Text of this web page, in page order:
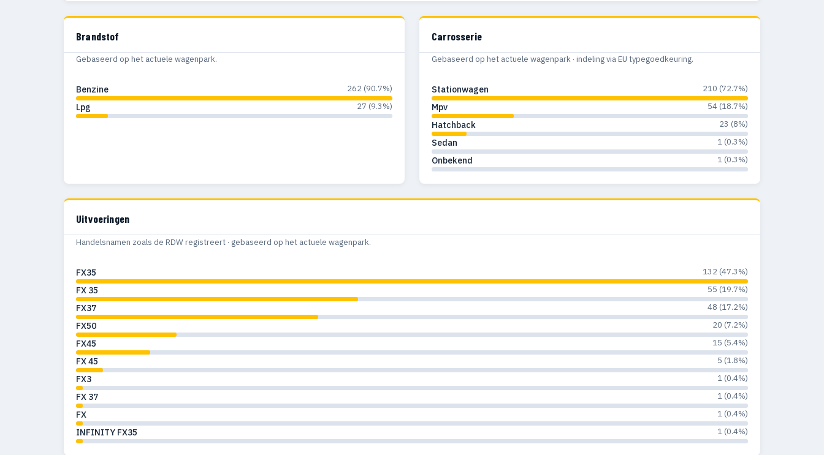
Brandstof
Gebaseerd op het actuele wagenpark.
Benzine 262 (90.7%)
Lpg 27 (9.3%)
Carrosserie
Gebaseerd op het actuele wagenpark · indeling via EU typegoedkeuring.
Stationwagen 210 (72.7%)
Mpv 54 (18.7%)
Hatchback 23 (8%)
Sedan 1 (0.3%)
Onbekend 1 (0.3%)
Uitvoeringen
Handelsnamen zoals de RDW registreert · gebaseerd op het actuele wagenpark.
FX35 132 (47.3%)
FX 35 55 (19.7%)
FX37 48 (17.2%)
FX50 20 (7.2%)
FX45 15 (5.4%)
FX 45 5 (1.8%)
FX3 1 (0.4%)
FX 37 1 (0.4%)
FX 1 (0.4%)
INFINITY FX35 1 (0.4%)